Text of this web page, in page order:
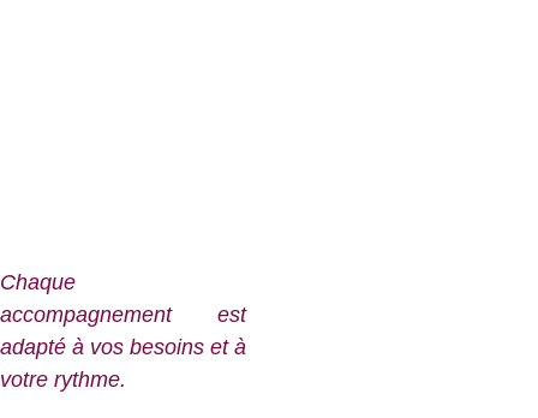
Chaque
accompagnement est
adapté à vos besoins et à
votre rythme.